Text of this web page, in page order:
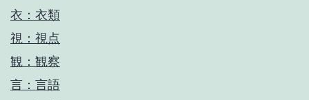
衣：衣類
視：視点
観：観察
言：言語